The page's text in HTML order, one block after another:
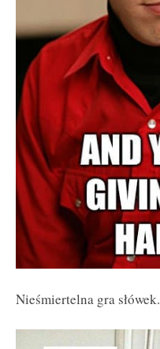
Nieśmiertelna gra słówek.